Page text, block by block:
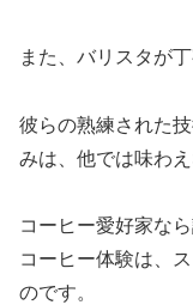
また、バリスタが
彼らの熟練された
みは、他では味わえ
コーヒー愛好家な
コーヒー体験は、
のです。